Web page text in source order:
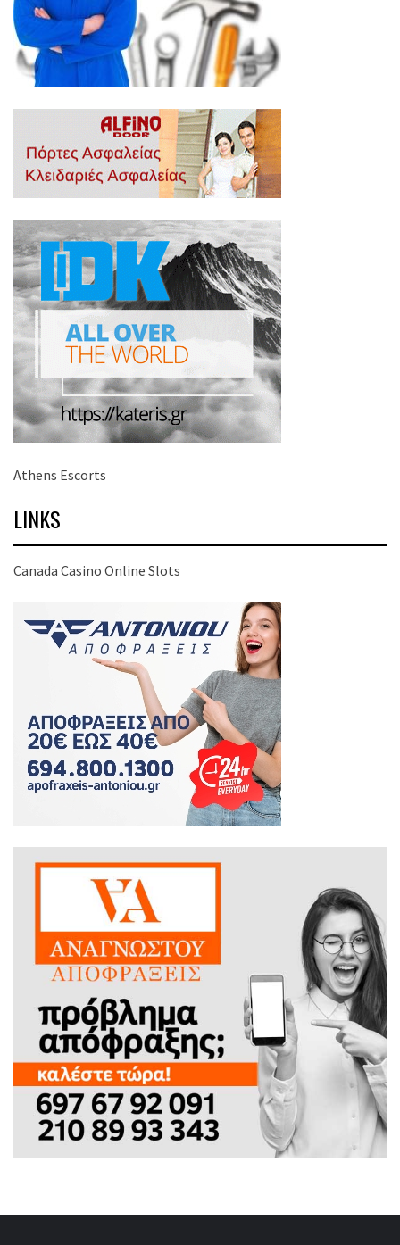
Athens Escorts
LINKS
Canada Casino Online Slots